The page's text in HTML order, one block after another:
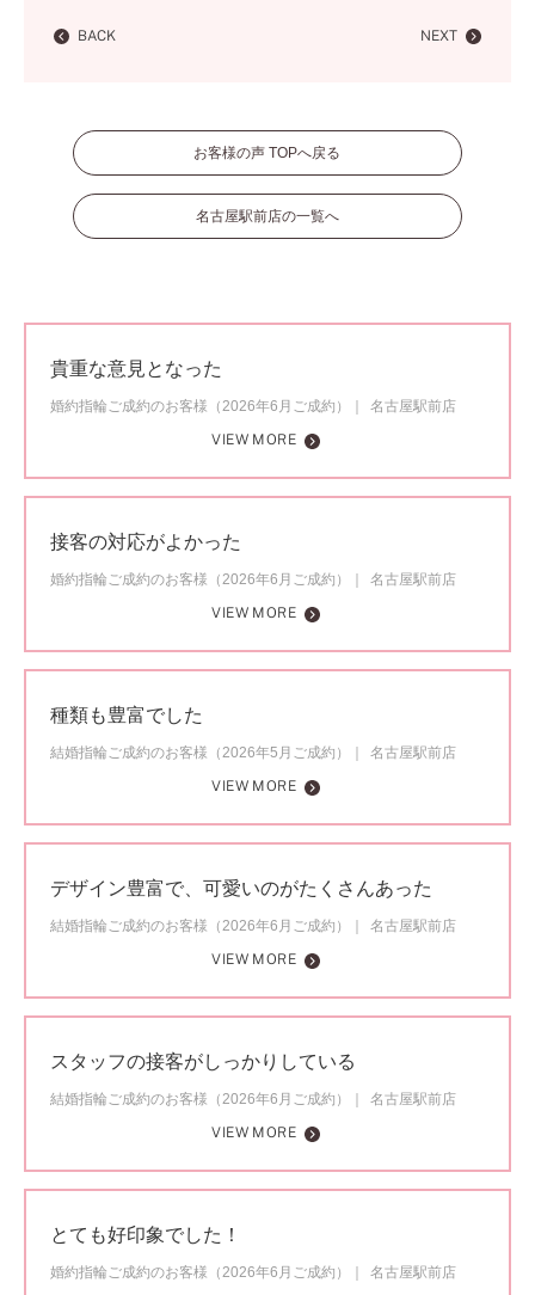
BACK NEXT
お客様の声 TOPへ戻る
名古屋駅前店の一覧へ
貴重な意見となった
婚約指輪ご成約のお客様（2026年6月ご成約）
名古屋駅前店
VIEW MORE
接客の対応がよかった
婚約指輪ご成約のお客様（2026年6月ご成約）
名古屋駅前店
VIEW MORE
種類も豊富でした
結婚指輪ご成約のお客様（2026年5月ご成約）
名古屋駅前店
VIEW MORE
デザイン豊富で、可愛いのがたくさんあった
結婚指輪ご成約のお客様（2026年6月ご成約）
名古屋駅前店
VIEW MORE
スタッフの接客がしっかりしている
結婚指輪ご成約のお客様（2026年6月ご成約）
名古屋駅前店
VIEW MORE
とても好印象でした！
婚約指輪ご成約のお客様（2026年6月ご成約） 名古屋駅前店